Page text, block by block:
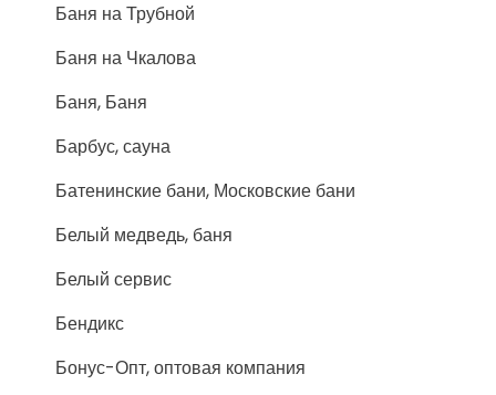
Баня на Трубной
Баня на Чкалова
Баня, Баня
Барбус, сауна
Батенинские бани, Московские бани
Белый медведь, баня
Белый сервис
Бендикс
Бонус-Опт, оптовая компания